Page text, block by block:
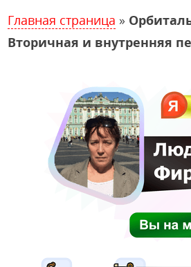
Главная страница »
Вторичная и внутренняя